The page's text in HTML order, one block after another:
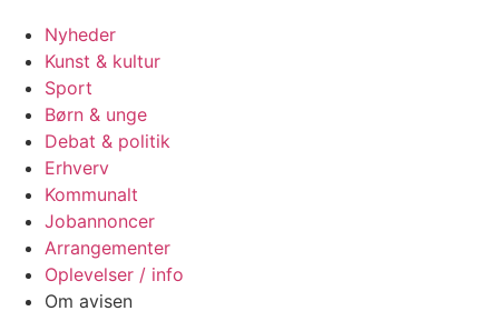
Nyheder
Kunst & kultur
Sport
Børn & unge
Debat & politik
Erhverv
Kommunalt
Jobannoncer
Arrangementer
Oplevelser / info
Om avisen